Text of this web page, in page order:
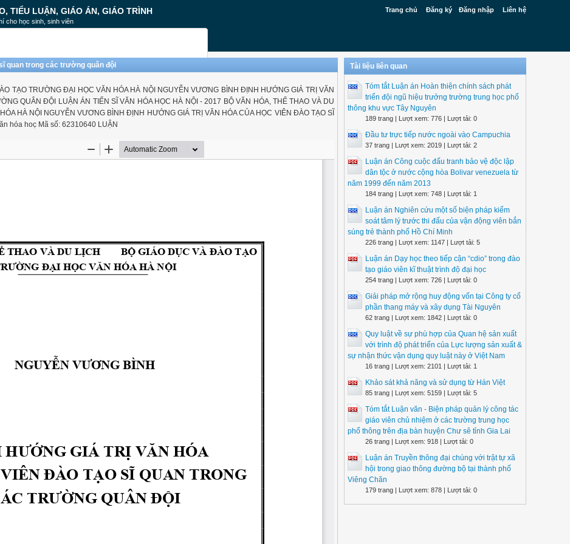
Trang chủ Đăng ký Đăng nhập Liên hệ
TIỂU LUẬN, GIÁO ÁN, GIÁO TRÌNH
cho học sinh, sinh viên
quan trong các trường quân đội
TẠO TRƯỜNG ĐẠI HỌC VĂN HÓA HÀ NỘI NGUYỄN VƯƠNG BÌNH ĐỊNH HƯỚNG GIÁ TRỊ VĂN
QUÂN ĐỘI LUẬN ÁN TIẾN SĨ VĂN HÓA HỌC HÀ NỘI - 2017 BỘ VĂN HÓA, THỂ THAO VÀ DU
HÀ NỘI NGUYỄN VƯƠNG BÌNH ĐỊNH HƯỚNG GIÁ TRỊ VĂN HÓA CỦA HỌC VIÊN ĐÀO TẠO SĨ
hóa hoc̣ Mã số: 62310640 LUẬN
Tài liệu liên quan
Tóm tắt Luận án Hoàn thiện chính sách phát
triển đội ngũ hiệu trưởng trường trung học phổ
thông khu vực Tây Nguyên
189 trang | Lượt xem: 776 | Lượt tải: 0
Đầu tư trực tiếp nước ngoài vào Campuchia
37 trang | Lượt xem: 2019 | Lượt tải: 2
Luận án Công cuộc đấu tranh bảo vệ độc lập
dân tộc ở nước cộng hòa Bolivar venezuela từ
năm 1999 đến năm 2013
184 trang | Lượt xem: 748 | Lượt tải: 1
Luận án Nghiên cứu một số biện pháp kiểm
soát tâm lý trước thi đấu của vận động viên bắn
súng trẻ thành phố Hồ Chí Minh
226 trang | Lượt xem: 1147 | Lượt tải: 5
Luận án Dạy học theo tiếp cận “cdio” trong đào
tạo giáo viên kĩ thuật trình độ đại học
254 trang | Lượt xem: 726 | Lượt tải: 0
Giải pháp mở rộng huy động vốn tại Công ty cổ
phần thang máy và xây dụng Tài Nguyên
62 trang | Lượt xem: 1842 | Lượt tải: 0
Quy luật về sự phù hợp của Quan hệ sản xuất
với trình độ phát triển của Lực lượng sản xuất &
sự nhận thức vận dụng quy luật này ở Việt Nam
16 trang | Lượt xem: 2101 | Lượt tải: 1
Khảo sát khả năng và sử dụng từ Hán Việt
85 trang | Lượt xem: 5159 | Lượt tải: 5
Tóm tắt Luận văn - Biện pháp quản lý công tác
giáo viên chủ nhiệm ở các trường trung học
phổ thông trên địa bàn huyện Chư sê tỉnh Gia Lai
26 trang | Lượt xem: 918 | Lượt tải: 0
Luận án Truyền thông đại chúng với trật tự xã
hội trong giao thông đường bộ tại thành phố
Viêng Chăn
179 trang | Lượt xem: 878 | Lượt tải: 0